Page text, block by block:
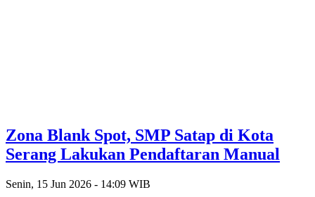
Zona Blank Spot, SMP Satap di Kota
Serang Lakukan Pendaftaran Manual
Senin, 15 Jun 2026 - 14:09 WIB